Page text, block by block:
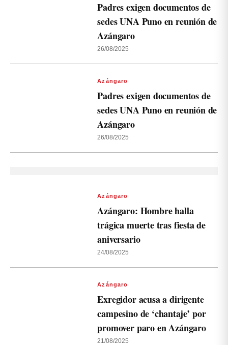
Padres exigen documentos de
sedes UNA Puno en reunión de
Azángaro
26/08/2025
Azángaro
Padres exigen documentos de
sedes UNA Puno en reunión de
Azángaro
26/08/2025
Azángaro
Azángaro: Hombre halla
trágica muerte tras fiesta de
aniversario
24/08/2025
Azángaro
Exregidor acusa a dirigente
campesino de ‘chantaje’ por
promover paro en Azángaro
21/08/2025